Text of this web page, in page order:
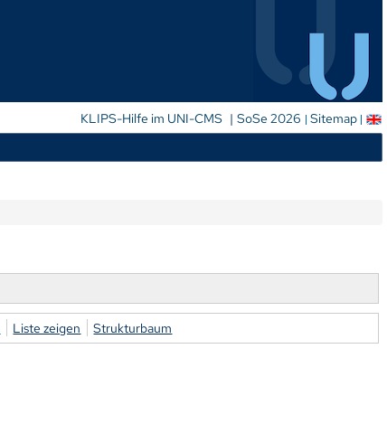
KLIPS-Hilfe im UNI-CMS | SoSe 2026 Sitemap
Liste zeigen Strukturbaum